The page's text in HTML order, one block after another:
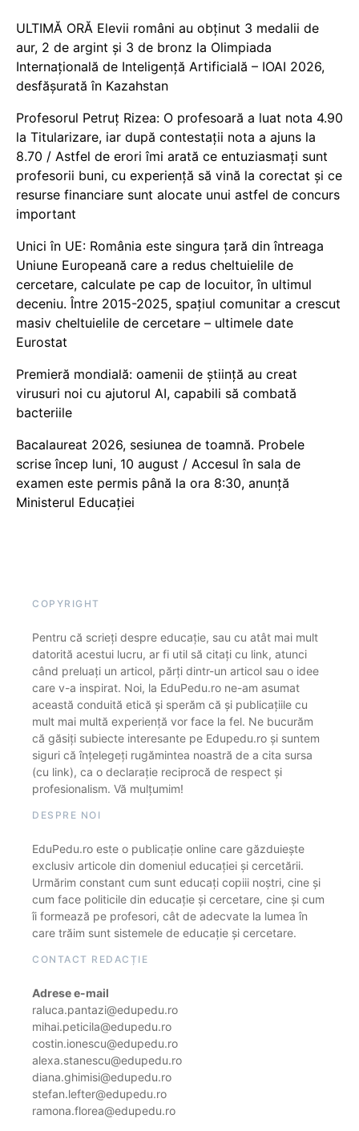
ULTIMĂ ORĂ Elevii români au obținut 3 medalii de
aur, 2 de argint și 3 de bronz la Olimpiada
Internațională de Inteligență Artificială – IOAI 2026,
desfășurată în Kazahstan
Profesorul Petruț Rizea: O profesoară a luat nota 4.90
la Titularizare, iar după contestații nota a ajuns la
8.70 / Astfel de erori îmi arată ce entuziasmați sunt
profesorii buni, cu experiență să vină la corectat și ce
resurse financiare sunt alocate unui astfel de concurs
important
Unici în UE: România este singura țară din întreaga
Uniune Europeană care a redus cheltuielile de
cercetare, calculate pe cap de locuitor, în ultimul
deceniu. Între 2015-2025, spațiul comunitar a crescut
masiv cheltuielile de cercetare – ultimele date
Eurostat
Premieră mondială: oamenii de știință au creat
virusuri noi cu ajutorul AI, capabili să combată
bacteriile
Bacalaureat 2026, sesiunea de toamnă. Probele
scrise încep luni, 10 august / Accesul în sala de
examen este permis până la ora 8:30, anunță
Ministerul Educației
COPYRIGHT
Pentru că scrieți despre educație, sau cu atât mai mult
datorită acestui lucru, ar fi util să citați cu link, atunci
când preluați un articol, părți dintr-un articol sau o idee
care v-a inspirat. Noi, la EduPedu.ro ne-am asumat
această conduită etică și sperăm că și publicațiile cu
mult mai multă experiență vor face la fel. Ne bucurăm
că găsiți subiecte interesante pe Edupedu.ro și suntem
siguri că înțelegeți rugămintea noastră de a cita sursa
(cu link), ca o declarație reciprocă de respect și
profesionalism. Vă mulțumim!
DESPRE NOI
EduPedu.ro este o publicație online care găzduiește
exclusiv articole din domeniul educației și cercetării.
Urmărim constant cum sunt educați copiii noștri, cine și
cum face politicile din educație și cercetare, cine și cum
îi formează pe profesori, cât de adecvate la lumea în
care trăim sunt sistemele de educație și cercetare.
CONTACT REDACȚIE
Adrese e-mail
raluca.pantazi@edupedu.ro
mihai.peticila@edupedu.ro
costin.ionescu@edupedu.ro
alexa.stanescu@edupedu.ro
diana.ghimisi@edupedu.ro
stefan.lefter@edupedu.ro
ramona.florea@edupedu.ro